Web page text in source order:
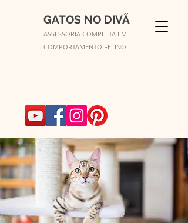
GATOS NO DIVÃ
ASSESSORIA COMPLETA EM
COMPORTAMENTO FELINO